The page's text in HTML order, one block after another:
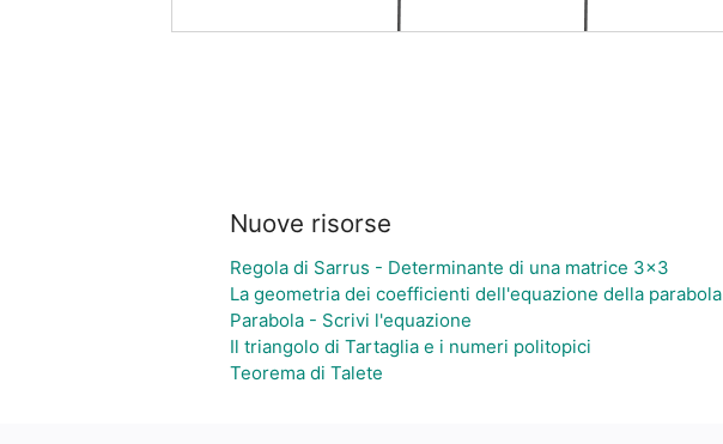
Nuove risorse
Regola di Sarrus - Determinante di una matrice 3×3
La geometria dei coefficienti dell'equazione della parabola
Parabola - Scrivi l'equazione
Il triangolo di Tartaglia e i numeri politopici
Teorema di Talete